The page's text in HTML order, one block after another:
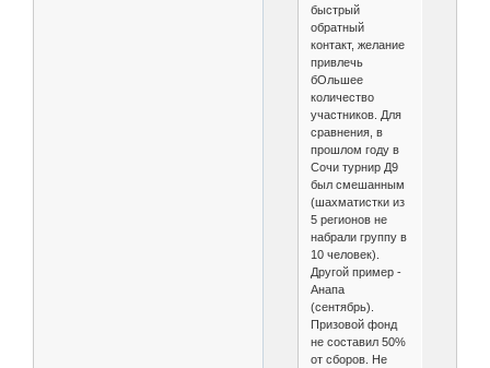
быстрый
обратный
контакт, желание
привлечь
бОльшее
количество
участников. Для
сравнения, в
прошлом году в
Сочи турнир Д9
был смешанным
(шахматистки из
5 регионов не
набрали группу в
10 человек).
Другой пример -
Анапа
(сентябрь).
Призовой фонд
не составил 50%
от сборов. Не